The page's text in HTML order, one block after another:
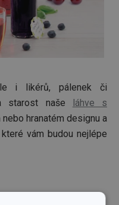
i likérů, pálenek či
starost naše
láhve s
hranatém designu a
vám budou nejlépe